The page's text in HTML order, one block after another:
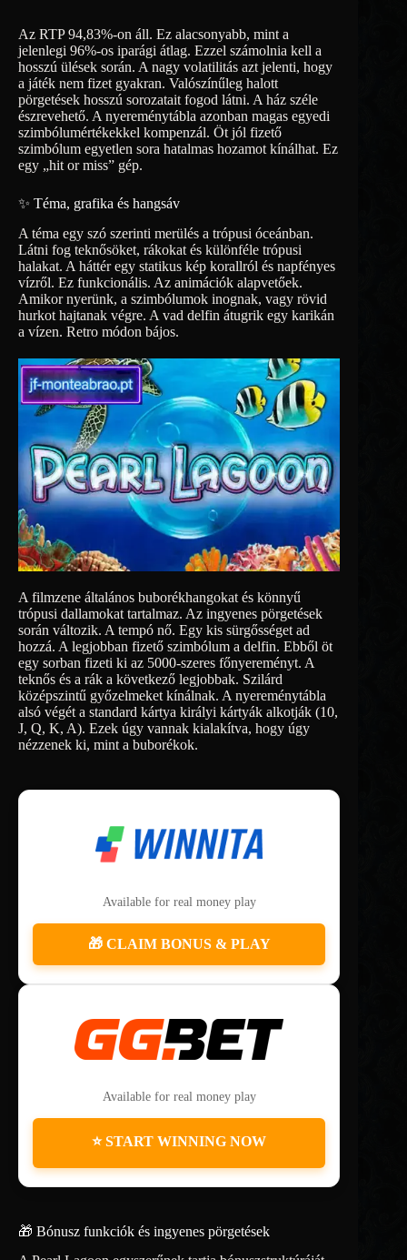
Az RTP 94,83%-on áll. Ez alacsonyabb, mint a
jelenlegi 96%-os iparági átlag. Ezzel számolnia kell a
hosszú ülések során. A nagy volatilitás azt jelenti, hogy
a játék nem fizet gyakran. Valószínűleg halott
pörgetések hosszú sorozatait fogod látni. A ház széle
észrevehető. A nyereménytábla azonban magas egyedi
szimbólumértékekkel kompenzál. Öt jól fizető
szimbólum egyetlen sora hatalmas hozamot kínálhat. Ez
egy „hit or miss” gép.
✨ Téma, grafika és hangsáv
A téma egy szó szerinti merülés a trópusi óceánban.
Látni fog teknősöket, rákokat és különféle trópusi
halakat. A háttér egy statikus kép korallról és napfényes
vízről. Ez funkcionális. Az animációk alapvetőek.
Amikor nyerünk, a szimbólumok inognak, vagy rövid
hurkot hajtanak végre. A vad delfin átugrik egy karikán
a vízen. Retro módon bájos.
A filmzene általános buborékhangokat és könnyű
trópusi dallamokat tartalmaz. Az ingyenes pörgetések
során változik. A tempó nő. Egy kis sürgősséget ad
hozzá. A legjobban fizető szimbólum a delfin. Ebből öt
egy sorban fizeti ki az 5000-szeres főnyereményt. A
teknős és a rák a következő legjobbak. Szilárd
középszintű győzelmeket kínálnak. A nyereménytábla
alsó végét a standard kártya királyi kártyák alkotják (10,
J, Q, K, A). Ezek úgy vannak kialakítva, hogy úgy
nézzenek ki, mint a buborékok.
Available for real money play
🎁 CLAIM BONUS & PLAY
Available for real money play
⭐ START WINNING NOW
🎁 Bónusz funkciók és ingyenes pörgetések